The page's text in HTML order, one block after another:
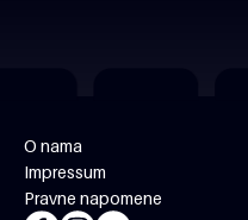
O nama
Impressum
Pravne napomene